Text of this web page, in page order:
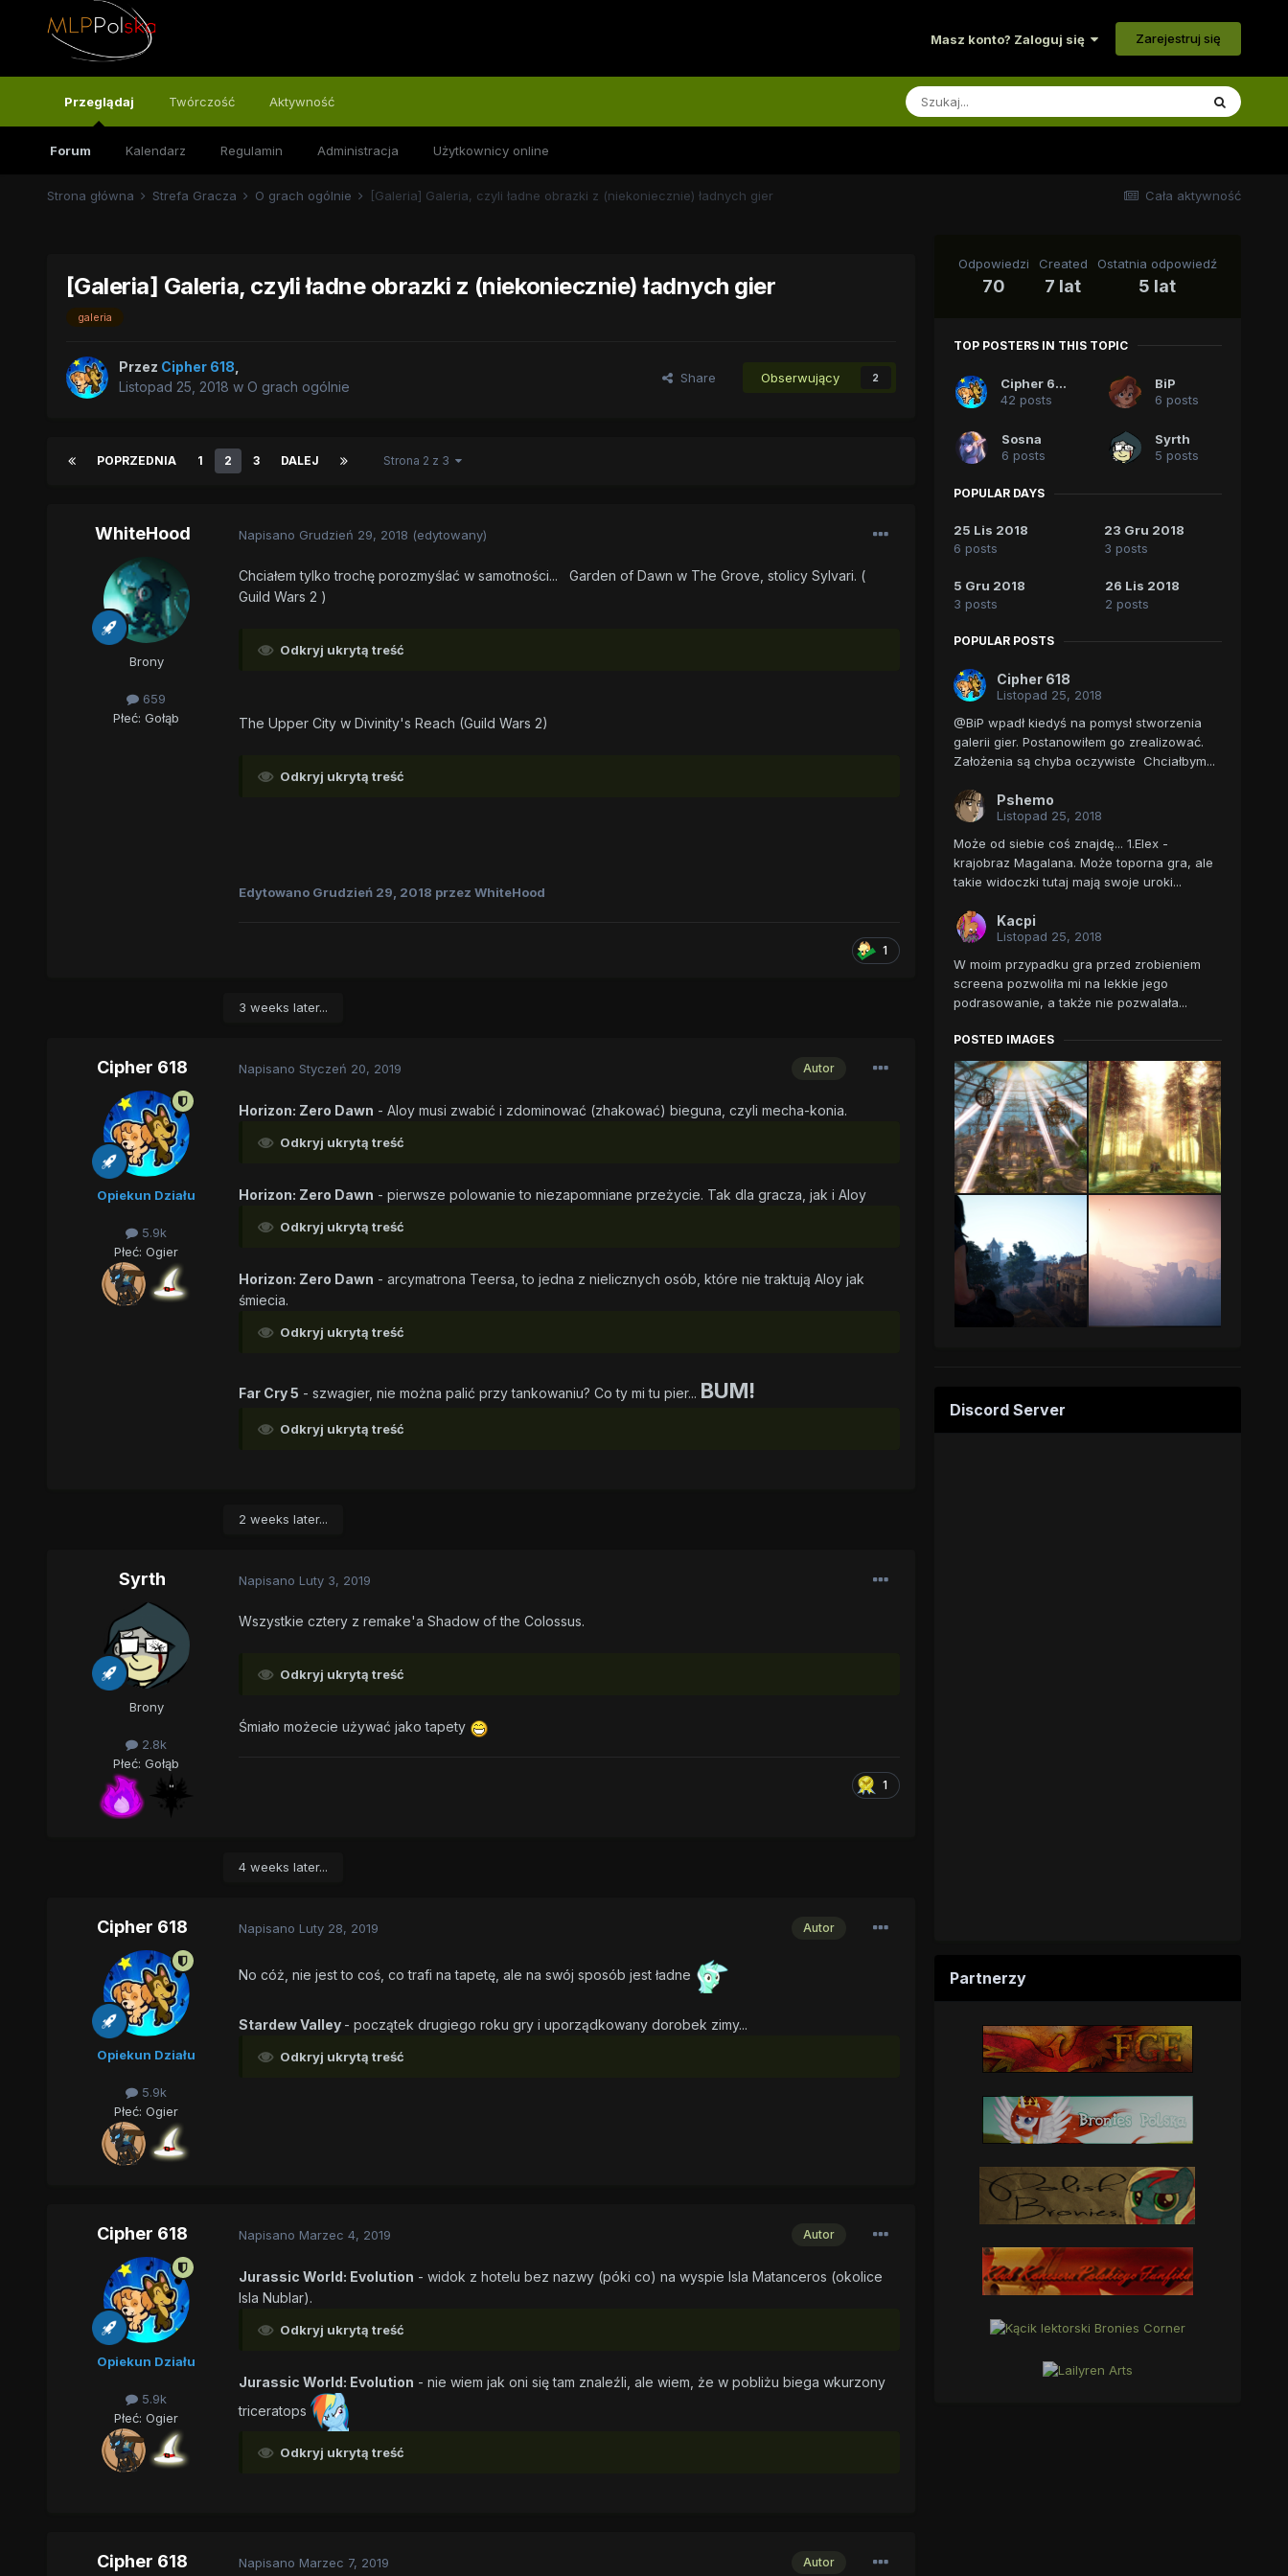
Masz konto? Zaloguj się Zarejestruj się
Przeglądaj
Forum Kalendarz Regulamin Administracja Użytkownicy online
Twórczość Aktywność
Cała aktywność
Strona główna Strefa Gracza O grach ogólnie [Galeria] Galeria, czyli ładne obrazki z (niekoniecznie) ładnych gier
[Galeria] Galeria, czyli ładne obrazki z (niekoniecznie) ładnych gier
galeria
Przez Cipher 618
Listopad 25, 2018 w O grach ogólnie
Share Obserwujący 2
POPRZEDNIA 1 2 3 DALEJ Strona 2 z 3
WhiteHood
Brony
659
Płeć: Gołąb
Napisano Grudzień 29, 2018 (edytowany)
Chciałem tylko trochę porozmyślać w samotności... Garden of Dawn w The Grove, stolicy Sylvari. (
Guild Wars 2 )
Odkryj ukrytą treść
The Upper City w Divinity's Reach (Guild Wars 2)
Odkryj ukrytą treść
Edytowano Grudzień 29, 2018 przez WhiteHood
1
3 weeks later...
Cipher 618
Opiekun Działu
5.9k
Płeć: Ogier
Autor
Napisano Styczeń 20, 2019
Horizon: Zero Dawn - Aloy musi zwabić i zdominować (zhakować) bieguna, czyli mecha-konia.
Odkryj ukrytą treść
Horizon: Zero Dawn - pierwsze polowanie to niezapomniane przeżycie. Tak dla gracza, jak i Aloy
Odkryj ukrytą treść
Horizon: Zero Dawn - arcymatrona Teersa, to jedna z nielicznych osób, które nie traktują Aloy jak
śmiecia.
Odkryj ukrytą treść
Far Cry 5 - szwagier, nie można palić przy tankowaniu? Co ty mi tu pier... BUM!
Odkryj ukrytą treść
2 weeks later...
Syrth
Brony
2.8k
Płeć: Gołąb
Napisano Luty 3, 2019
Wszystkie cztery z remake'a Shadow of the Colossus.
Odkryj ukrytą treść
Śmiało możecie używać jako tapety
1
4 weeks later...
Cipher 618
Opiekun Działu
5.9k
Płeć: Ogier
Autor
Napisano Luty 28, 2019
No cóż, nie jest to coś, co trafi na tapetę, ale na swój sposób jest ładne
Stardew Valley - początek drugiego roku gry i uporządkowany dorobek zimy...
Odkryj ukrytą treść
Cipher 618
Opiekun Działu
5.9k
Płeć: Ogier
Autor
Napisano Marzec 4, 2019
Jurassic World: Evolution - widok z hotelu bez nazwy (póki co) na wyspie Isla Matanceros (okolice
Isla Nublar).
Odkryj ukrytą treść
Jurassic World: Evolution - nie wiem jak oni się tam znaleźli, ale wiem, że w pobliżu biega wkurzony
triceratops
Odkryj ukrytą treść
Cipher 618 Autor
Napisano Marzec 7, 2019
Odpowiedzi
70
Created
7 lat
Ostatnia odpowiedź
5 lat
TOP POSTERS IN THIS TOPIC
Cipher 618
42 posts
BiP
6 posts
Sosna
6 posts
Syrth
5 posts
POPULAR DAYS
25 Lis 2018
6 posts
23 Gru 2018
3 posts
5 Gru 2018
3 posts
26 Lis 2018
2 posts
POPULAR POSTS
Cipher 618
Listopad 25, 2018
@BiP wpadł kiedyś na pomysł stworzenia
galerii gier. Postanowiłem go zrealizować.
Założenia są chyba oczywiste Chciałbym...
Pshemo
Listopad 25, 2018
Może od siebie coś znajdę... 1.Elex -
krajobraz Magalana. Może toporna gra, ale
takie widoczki tutaj mają swoje uroki...
Kacpi
Listopad 25, 2018
W moim przypadku gra przed zrobieniem
screena pozwoliła mi na lekkie jego
podrasowanie, a także nie pozwalała...
POSTED IMAGES
Discord Server
Partnerzy